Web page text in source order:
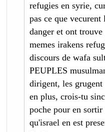
refugies en syrie,
pas ce que
danger et ont
memes irakens
discours de wafa
PEUPLES
dirigent, les grugent
en plus, crois-tu
poche pour en
qu'israel en est